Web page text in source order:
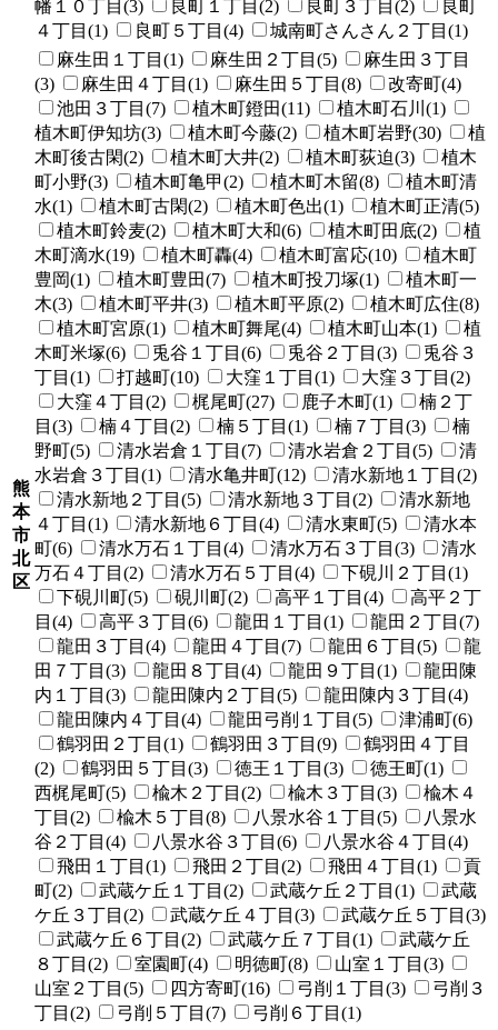
幡１０丁目(3) 良町１丁目(2) 良町３丁目(2)
良町
４丁目(1)
良町５丁目(4) 城南町さんさん２丁目(1)
熊
本
市
北
区
麻生田１丁目(1) 麻生田２丁目(5)
麻生田３丁目
(3)
麻生田４丁目(1) 麻生田５丁目(8)
改寄町(4)
池田３丁目(7)
植木町鐙田(11)
植木町石川(1)
植木町伊知坊(3)
植木町今藤(2) 植木町岩野(30)
植
木町後古閑(2)
植木町大井(2) 植木町荻迫(3)
植木
町小野(3)
植木町亀甲(2) 植木町木留(8)
植木町清
水(1)
植木町古閑(2) 植木町色出(1)
植木町正清(5)
植木町鈴麦(2)
植木町大和(6) 植木町田底(2)
植
木町滴水(19)
植木町轟(4) 植木町富応(10)
植木町
豊岡(1)
植木町豊田(7) 植木町投刀塚(1)
植木町一
木(3)
植木町平井(3) 植木町平原(2)
植木町広住(8)
植木町宮原(1)
植木町舞尾(4) 植木町山本(1)
植
木町米塚(6)
兎谷１丁目(6) 兎谷２丁目(3)
兎谷３
丁目(1)
打越町(10) 大窪１丁目(1)
大窪３丁目(2)
大窪４丁目(2)
梶尾町(27) 鹿子木町(1)
楠２丁
目(3)
楠４丁目(2) 楠５丁目(1) 楠７丁目(3)
楠
野町(5)
清水岩倉１丁目(7) 清水岩倉２丁目(5)
清
水岩倉３丁目(1)
清水亀井町(12)
清水新地１丁目(2)
清水新地２丁目(5)
清水新地３丁目(2)
清水新地
４丁目(1)
清水新地６丁目(4) 清水東町(5)
清水本
町(6)
清水万石１丁目(4) 清水万石３丁目(3)
清水
万石４丁目(2)
清水万石５丁目(4)
下硯川２丁目(1)
下硯川町(5)
硯川町(2) 高平１丁目(4)
高平２丁
目(4)
高平３丁目(6) 龍田１丁目(1)
龍田２丁目(7)
龍田３丁目(4)
龍田４丁目(7) 龍田６丁目(5)
龍
田７丁目(3)
龍田８丁目(4) 龍田９丁目(1)
龍田陳
内１丁目(3)
龍田陳内２丁目(5)
龍田陳内３丁目(4)
龍田陳内４丁目(4)
龍田弓削１丁目(5)
津浦町(6)
鶴羽田２丁目(1)
鶴羽田３丁目(9)
鶴羽田４丁目
(2)
鶴羽田５丁目(3) 徳王１丁目(3)
徳王町(1)
西梶尾町(5)
楡木２丁目(2) 楡木３丁目(3)
楡木４
丁目(2)
楡木５丁目(8) 八景水谷１丁目(5)
八景水
谷２丁目(4)
八景水谷３丁目(6)
八景水谷４丁目(4)
飛田１丁目(1)
飛田２丁目(2) 飛田４丁目(1)
貢
町(2)
武蔵ケ丘１丁目(2) 武蔵ケ丘２丁目(1)
武蔵
ケ丘３丁目(2)
武蔵ケ丘４丁目(3)
武蔵ケ丘５丁目(3)
武蔵ケ丘６丁目(2)
武蔵ケ丘７丁目(1)
武蔵ケ丘
８丁目(2)
室園町(4) 明徳町(8)
山室１丁目(3)
山室２丁目(5)
四方寄町(16) 弓削１丁目(3)
弓削３
丁目(2)
弓削５丁目(7) 弓削６丁目(1)